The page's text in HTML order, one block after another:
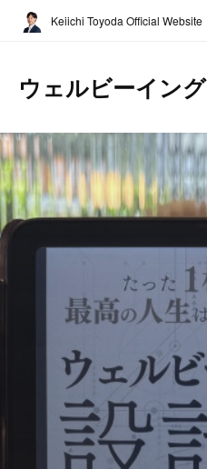
Keiichi Toyoda Official Website
ウェルビーイング